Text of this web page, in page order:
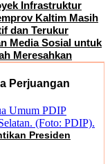
Infrastruktur
Kaltim Masih
dan Terukur
Media Sosial untuk
Meresahkan
Perjuangan
Presiden